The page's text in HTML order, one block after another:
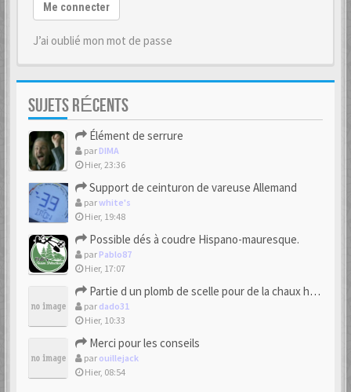
Me connecter
J’ai oublié mon mot de passe
SUJETS RÉCENTS
Élément de serrure
par DIMA
Hier, 23:36
Support de ceinturon de vareuse Allemand
parwhite's
Hier, 19:48
Possible dés à coudre Hispano-mauresque.
par Pablo87
Hier, 17:07
Partie d un plomb de scelle pour de la chaux hydraulique
par dado31
Hier, 10:33
Merci pour les conseils
par ouillejack
Hier, 08:54